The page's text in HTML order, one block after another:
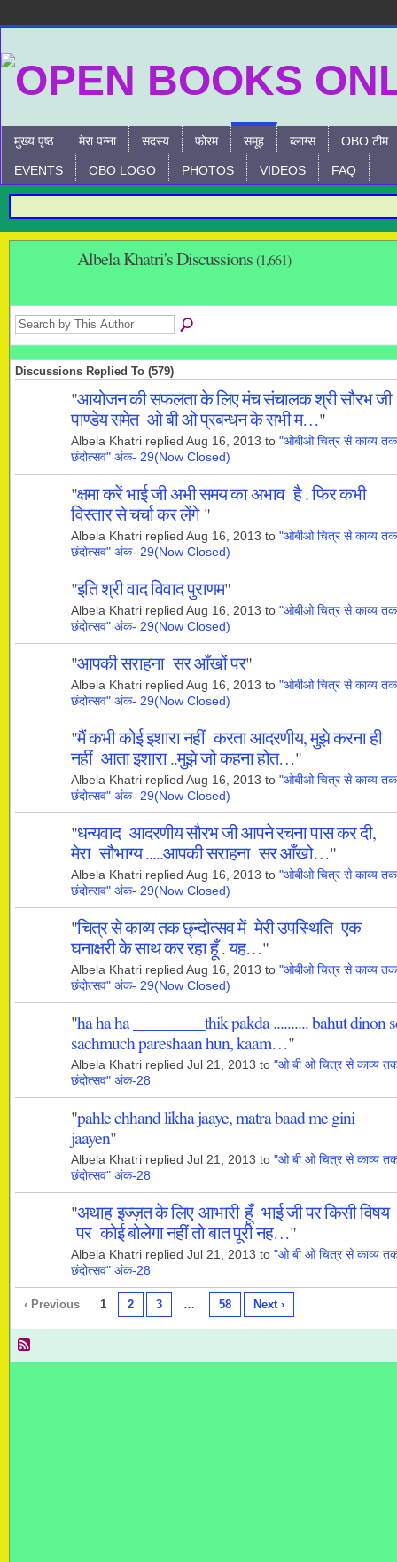
मुख्य पृष्ठ मेरा पन्ना सदस्य फोरम समूह ब्लाग्स OBO टीम
EVENTS OBO LOGO PHOTOS VIDEOS FAQ
Albela Khatri's Discussions(1,661)
Discussions Replied To (579)
"आयोजन की सफलता के लिए मंच संचालक श्री सौरभ जी
पाण्डेय समेत ओ बी ओ प्रबन्धन के सभी म…"
Albela Khatri replied Aug 16, 2013 to "ओबीओ चित्र से काव्य तक
छंदोत्सव" अंक- 29(Now Closed)
"क्षमा करें भाई जी अभी समय का अभाव है . फिर कभी
विस्तार से चर्चा कर लेंगे"
Albela Khatri replied Aug 16, 2013 to "ओबीओ चित्र से काव्य तक
छंदोत्सव" अंक- 29(Now Closed)
"इति श्री वाद विवाद पुराणम"
Albela Khatri replied Aug 16, 2013 to "ओबीओ चित्र से काव्य तक
छंदोत्सव" अंक- 29(Now Closed)
"आपकी सराहना सर आँखों पर"
Albela Khatri replied Aug 16, 2013 to "ओबीओ चित्र से काव्य तक
छंदोत्सव" अंक- 29(Now Closed)
"मैं कभी कोई इशारा नहीं करता आदरणीय, मुझे करना ही
नहीं आता इशारा ..मुझे जो कहना होत…"
Albela Khatri replied Aug 16, 2013 to "ओबीओ चित्र से काव्य तक
छंदोत्सव" अंक- 29(Now Closed)
"धन्यवाद आदरणीय सौरभ जी आपने रचना पास कर दी,
मेरा सौभाग्य .....आपकी सराहना सर आँखो…"
Albela Khatri replied Aug 16, 2013 to "ओबीओ चित्र से काव्य तक
छंदोत्सव" अंक- 29(Now Closed)
"चित्र से काव्य तक छ्न्दोत्सव में मेरी उपस्थिति एक
घनाक्षरी के साथ कर रहा हूँ . यह…"
Albela Khatri replied Aug 16, 2013 to "ओबीओ चित्र से काव्य तक
छंदोत्सव" अंक- 29(Now Closed)
"ha ha ha _________thik pakda .......... bahut dinon
sachmuch pareshaan hun, kaam…"
Albela Khatri replied Jul 21, 2013 to "ओ बी ओ चित्र से काव्य
छंदोत्सव" अंक-28
"pahle chhand likha jaaye, matra baad me gini
jaayen"
Albela Khatri replied Jul 21, 2013 to "ओ बी ओ चित्र से काव्य
छंदोत्सव" अंक-28
"अथाह इज्ज़त के लिए आभारी हूँ भाई जी पर किसी विषय
पर कोई बोलेगा नहीं तो बात पूरी नह…"
Albela Khatri replied Jul 21, 2013 to "ओ बी ओ चित्र से काव्य
छंदोत्सव" अंक-28
‹ Previous 1 2 3 … 58 Next ›